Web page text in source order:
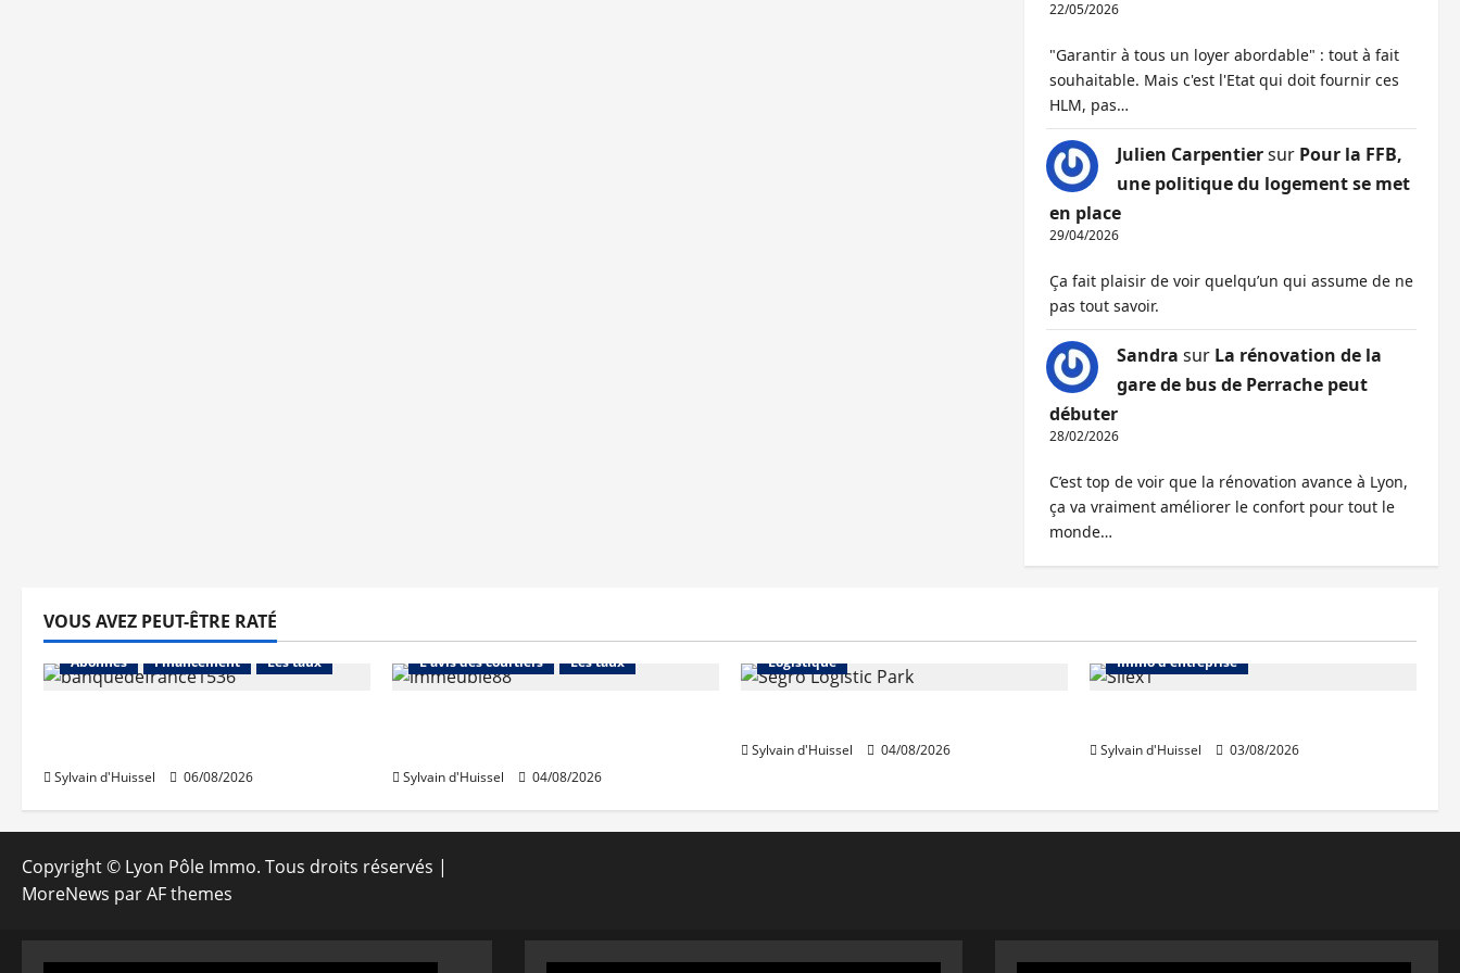
22/05/2026
"Garantir à tous un loyer abordable" : tout à fait
souhaitable. Mais c'est l'Etat qui doit fournir ces
HLM, pas…
Julien Carpentiersur Pour la FFB,
une politique du logement se met
en place
29/04/2026
Ça fait plaisir de voir quelqu’un qui assume de ne
pas tout savoir.
Sandra sur La rénovation de la
gare de bus de Perrache peut
débuter
28/02/2026
C’est top de voir que la rénovation avance à Lyon,
ça va vraiment améliorer le confort pour tout le
monde…
VOUS AVEZ PEUT-ÊTRE RATÉ
Abonnés Financement Les taux
Sylvain d'Huissel 06/08/2026
L'avis des courtiers
Les taux
Sylvain d'Huissel 04/08/2026
Logistique
Sylvain d'Huissel 04/08/2026
Immo d'entreprise
Sylvain d'Huissel 03/08/2026
Copyright © Lyon Pôle Immo. Tous droits réservés |
MoreNews par AF themes